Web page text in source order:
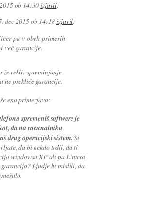
ob 14:30izjavil:
dec 2015 ob 14:18izjavil:
pa v obeh primerih
več garancije.
že rekli: spreminjanje
ne prekliče garancije.
eno primerjavo:
spremeniš softwere je
da na računalniku
drug operacijski sistem. Si
da bi nekdo trdil, da ti
windowsa XP ali pa Linuxa
garancijo? Ljudje bi mislili, da